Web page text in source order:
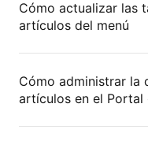
Cómo actualizar las
artículos del menú
Cómo administrar la
artículos en el Portal